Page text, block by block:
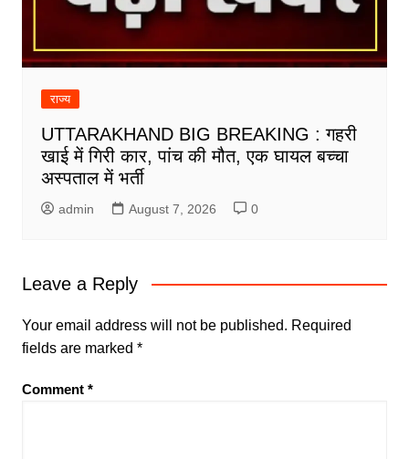
राज्य
UTTARAKHAND BIG BREAKING : गहरी
खाई में गिरी कार, पांच की मौत, एक घायल बच्चा
अस्पताल में भर्ती
admin August 7, 2026 0
Leave a Reply
Your email address will not be published. Required
fields are marked *
Comment *